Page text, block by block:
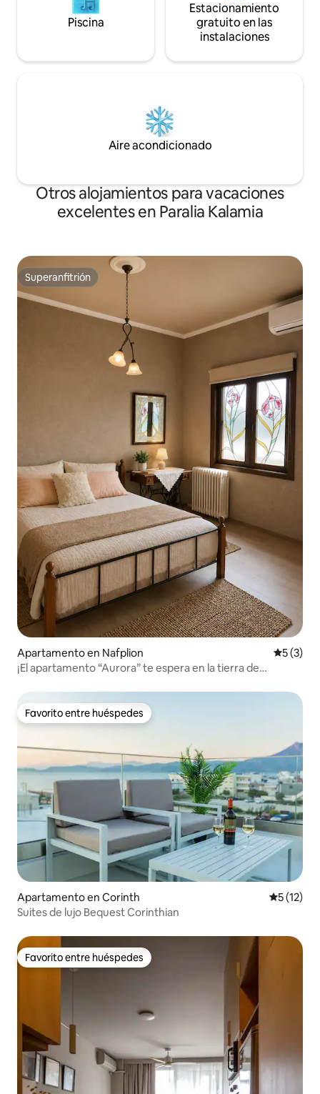
Piscina
Estacionamiento
gratuito en las
instalaciones
Aire acondicionado
Otros alojamientos para vacaciones
excelentes en Paralia Kalamia
Superanfitrión
Superanfitrión
Apartamento en Nafplion
5 (3)
¡El apartamento “Aurora” te espera en la tierra de
Favorito entre huéspedes
Favorito entre huéspedes
Apartamento en Corinth
5 (12)
Suites de lujo Bequest Corinthian
Favorito entre huéspedes
Favorito entre huéspedes